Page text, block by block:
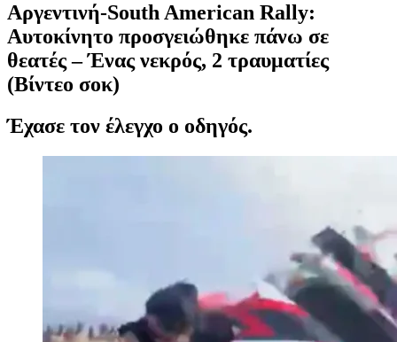
Αργεντινή-South American Rally:
Αυτοκίνητο προσγειώθηκε πάνω σε
θεατές – Ένας νεκρός, 2 τραυματίες
(Βίντεο σοκ)
Έχασε τον έλεγχο ο οδηγός.